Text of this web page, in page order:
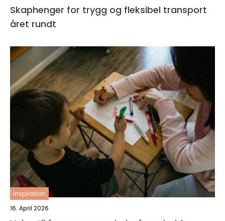
Skaphenger for trygg og fleksibel transport
året rundt
inspiration
16. April 2026